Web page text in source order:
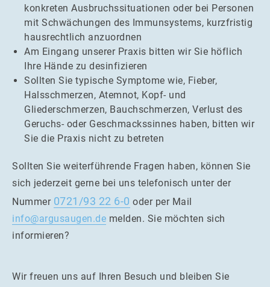
konkreten Ausbruchssituationen oder bei Personen
mit Schwächungen des Immunsystems, kurzfristig
hausrechtlich anzuordnen
Am Eingang unserer Praxis bitten wir Sie höflich
Ihre Hände zu desinfizieren
Sollten Sie typische Symptome wie, Fieber,
Halsschmerzen, Atemnot, Kopf- und
Gliederschmerzen, Bauchschmerzen, Verlust des
Geruchs- oder Geschmackssinnes haben, bitten wir
Sie die Praxis nicht zu betreten
Sollten Sie weiterführende Fragen haben, können Sie
sich jederzeit gerne bei uns telefonisch unter der
Nummer 0721/93 22 6-0 oder per Mail
info@argusaugen.de melden. Sie möchten sich
informieren?
Wir freuen uns auf Ihren Besuch und bleiben Sie